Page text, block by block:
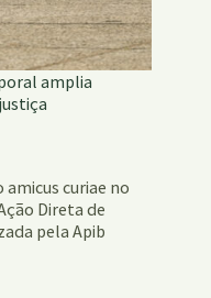
amplia
curiae no
Direta de
pela Apib